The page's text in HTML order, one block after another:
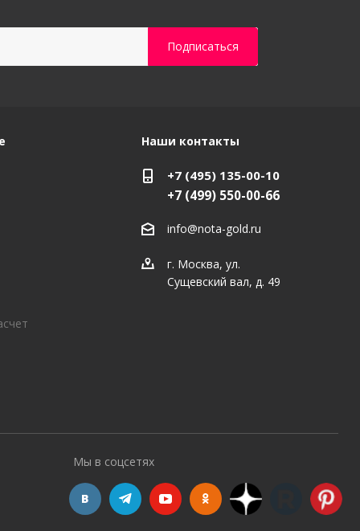
Наши контакты
+7 (495) 135-00-10
+7 (499) 550-00-66
info@nota-gold.ru
г. Москва, ул.
Сущевский вал, д. 49
Мы в соцсетях